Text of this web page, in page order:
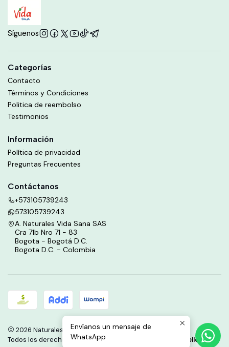
Síguenos
Categorías
Contacto
Términos y Condiciones
Politica de reembolso
Testimonios
Información
Política de privacidad
Preguntas Frecuentes
Contáctanos
+573105739243
573105739243
A. Naturales Vida Sana SAS
Cra 71b Nro 71 - 83
Bogota - Bogotá D.C.
Bogota D.C. - Colombia
2026 Naturales Vida Sana.
Todos los derechos reservados.
Desarrollado por Jumpseller.
Envíanos un mensaje de
WhatsApp